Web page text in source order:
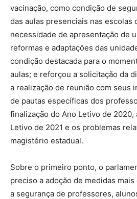
vacinação, como condição de
das aulas presenciais nas escolas
necessidade de apresentação de
reformas e adaptações das
condição destacada para o
aulas; e reforçou a solicitação da
a realização de reunião com seus
de pautas específicas dos
finalização do Ano Letivo de 2020,
Letivo de 2021 e os problemas
magistério estadual.
Sobre o primeiro ponto, o
preciso a adoção de medidas
a segurança de professores,